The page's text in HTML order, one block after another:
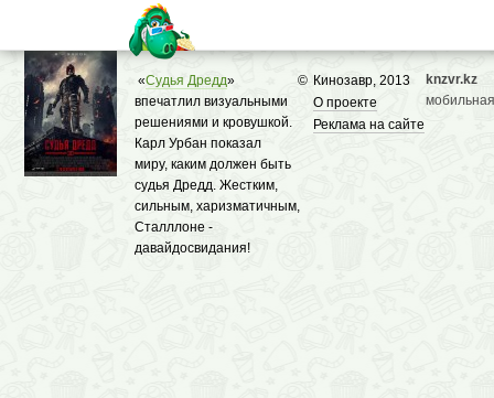
© Кинозавр, 2013
О проекте
Реклама на сайте
«Судья Дредд»
впечатлил визуальными
решениями и кровушкой.
Карл Урбан показал
миру, каким должен быть
судья Дредд. Жестким,
сильным, харизматичным,
Сталллоне -
давайдосвидания!
knzvr.kz